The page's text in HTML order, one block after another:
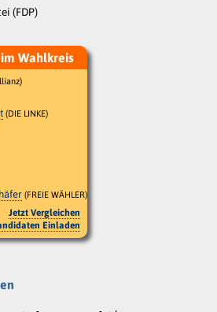
(FDP)
Wahlkreis
(DIE LINKE)
(FREIE WÄHLER)
Jetzt Vergleichen
Einladen